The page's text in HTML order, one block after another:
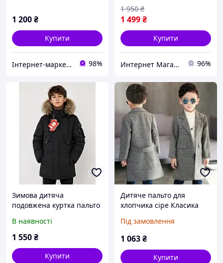
1 200₴
Купити
Інтернет-маркет "Прикраса" 98%
1 499₴
1 950 ₴
Купити
Интернет Магазин Олеся 96%
Зимова дитяча
подовжена куртка пальто
В наявності
1 550₴
Купити
Дитяче пальто для
хлопчика сіре Класика
Під замовлення
1 063₴
Купити